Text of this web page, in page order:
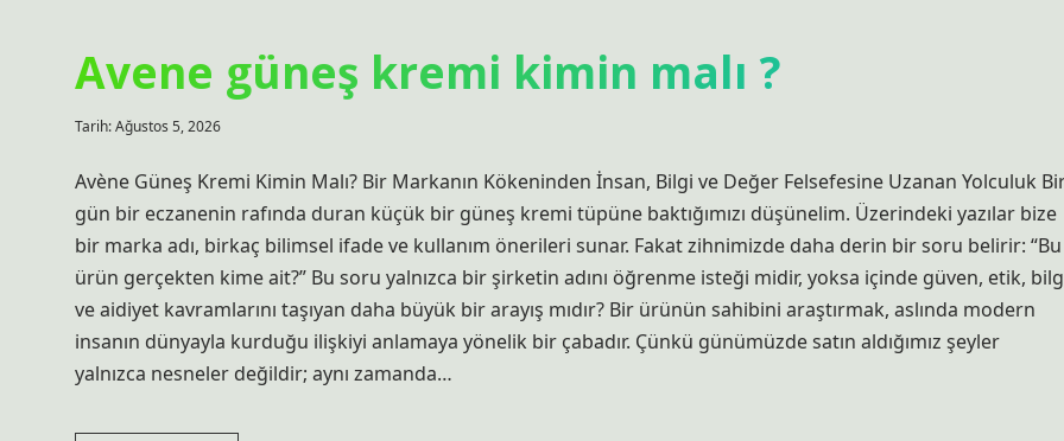
Avene güneş kremi kimin malı ?
Tarih: Ağustos 5, 2026
Avène Güneş Kremi Kimin Malı? Bir Markanın Kökeninden İnsan, Bilgi ve Değer Felsefesine Uzanan Yolculuk
gün bir eczanenin rafında duran küçük bir güneş kremi tüpüne baktığımızı düşünelim. Üzerindeki yazılar bize
bir marka adı, birkaç bilimsel ifade ve kullanım önerileri sunar. Fakat zihnimizde daha derin bir soru belirir: “Bu
ürün gerçekten kime ait?” Bu soru yalnızca bir şirketin adını öğrenme isteği midir, yoksa içinde güven, etik,
ve aidiyet kavramlarını taşıyan daha büyük bir arayış mıdır? Bir ürünün sahibini araştırmak, aslında modern
insanın dünyayla kurduğu ilişkiyi anlamaya yönelik bir çabadır. Çünkü günümüzde satın aldığımız şeyler
yalnızca nesneler değildir; aynı zamanda…